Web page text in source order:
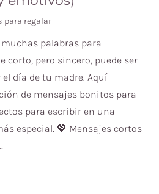
para regalar
palabras para
corto, pero sincero, puede ser
día de tu madre. Aquí
de mensajes bonitos para
para escribir en una
especial. 💖 Mensajes cortos